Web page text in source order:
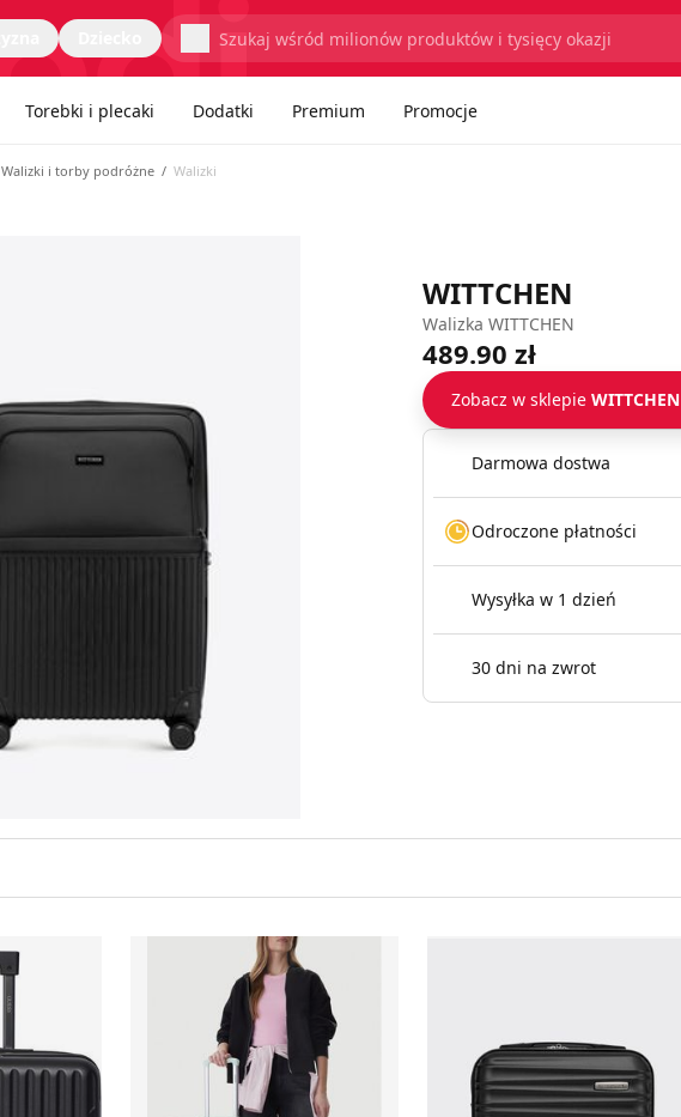
Wyszukaj
Torebki i plecaki Dodatki Premium Promocje
Walizki i torby podróżne Walizki
WITTCHEN
Walizka WITTCHEN
489.90 zł
Zobacz w sklepie WITTCHEN
Darmowa dostwa
Odroczone płatności
Wysyłka w 1 dzień
30 dni na zwrot
Walizka Reebok